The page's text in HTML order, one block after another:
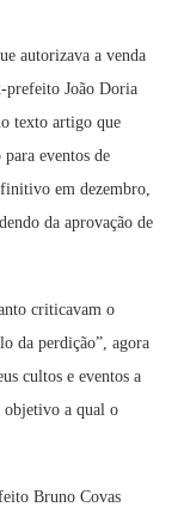
autorizava a venda
prefeito João Doria
texto artigo que
eventos de
em dezembro,
da aprovação de
criticavam o
da perdição”, agora
cultos e eventos a
objetivo a qual o
Bruno Covas